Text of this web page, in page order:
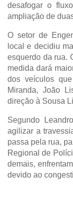
desafogar o
ampliação de
O setor de
local e decidiu
esquerdo da rua.
medida dará
dos veículos
Miranda, João
direção à Sousa
Segundo
agilizar a
passa pela rua,
Regional de
demais,
devido ao